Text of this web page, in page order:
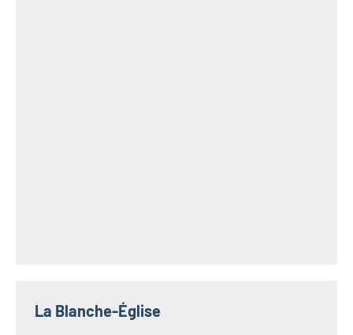
La Blanche-Église